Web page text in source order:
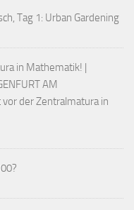
Tag 1: Urban Gardening
in Mathematik! |
AM
vor der Zentralmatura in